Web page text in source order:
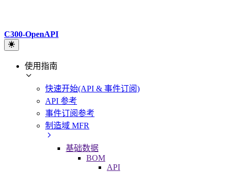
C300-OpenAPI
使用指南
快速开始(API & 事件订阅)
API 参考
事件订阅参考
制造域 MFR
基础数据
BOM
API